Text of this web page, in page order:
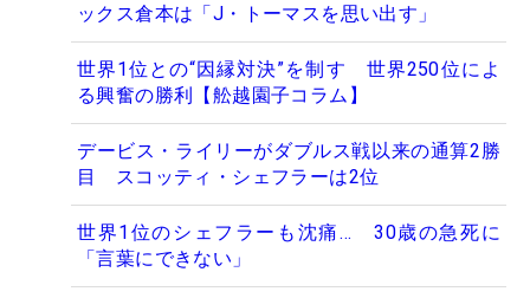
ックス倉本は「J・トーマスを思い出す」
世界1位との“因縁対決”を制す 世界250位によ
る興奮の勝利【舩越園子コラム】
デービス・ライリーがダブルス戦以来の通算2勝
目 スコッティ・シェフラーは2位
世界1位のシェフラーも沈痛… 30歳の急死に
「言葉にできない」